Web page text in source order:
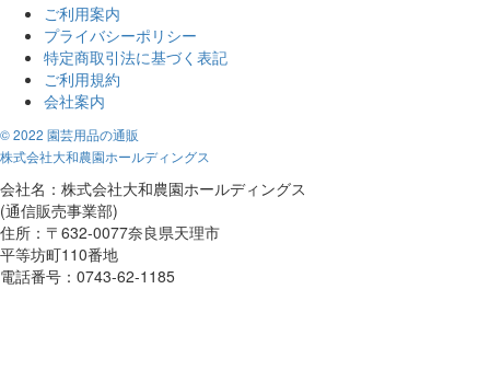
ご利用案内
プライバシーポリシー
特定商取引法に基づく表記
ご利用規約
会社案内
© 2022 園芸用品の通販
株式会社大和農園ホールディングス
会社名：株式会社大和農園ホールディングス
(通信販売事業部)
住所：〒632-0077奈良県天理市
平等坊町110番地
電話番号：0743-62-1185